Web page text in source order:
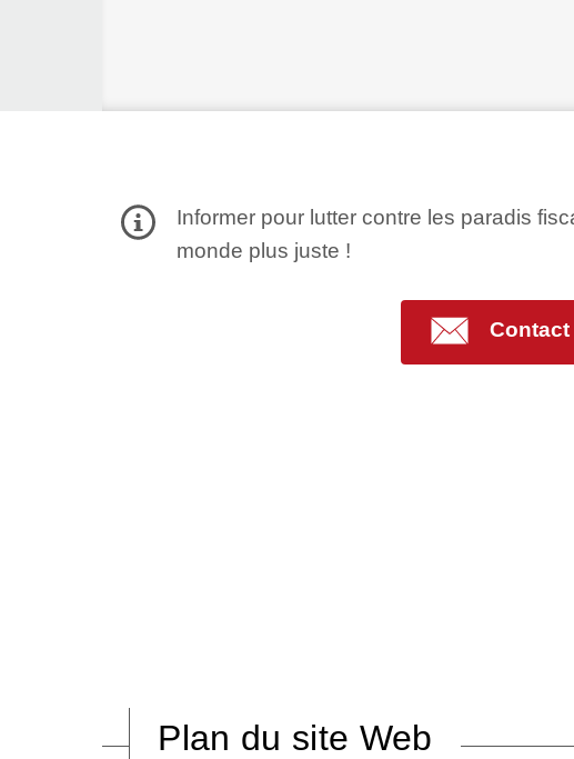
Informer pour lutter contre les paradis
monde plus juste !
Contact
Plan du site Web